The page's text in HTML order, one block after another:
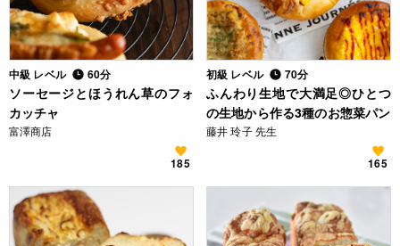
中級 レベル 60分
ソーセージとほうれん草のフォ
カッチャ
富澤商店
185
初級 レベル 70分
ふんわり生地で大満足◎ひとつ
の生地から作る3種のお惣菜パン
藤井 玲子 先生
165